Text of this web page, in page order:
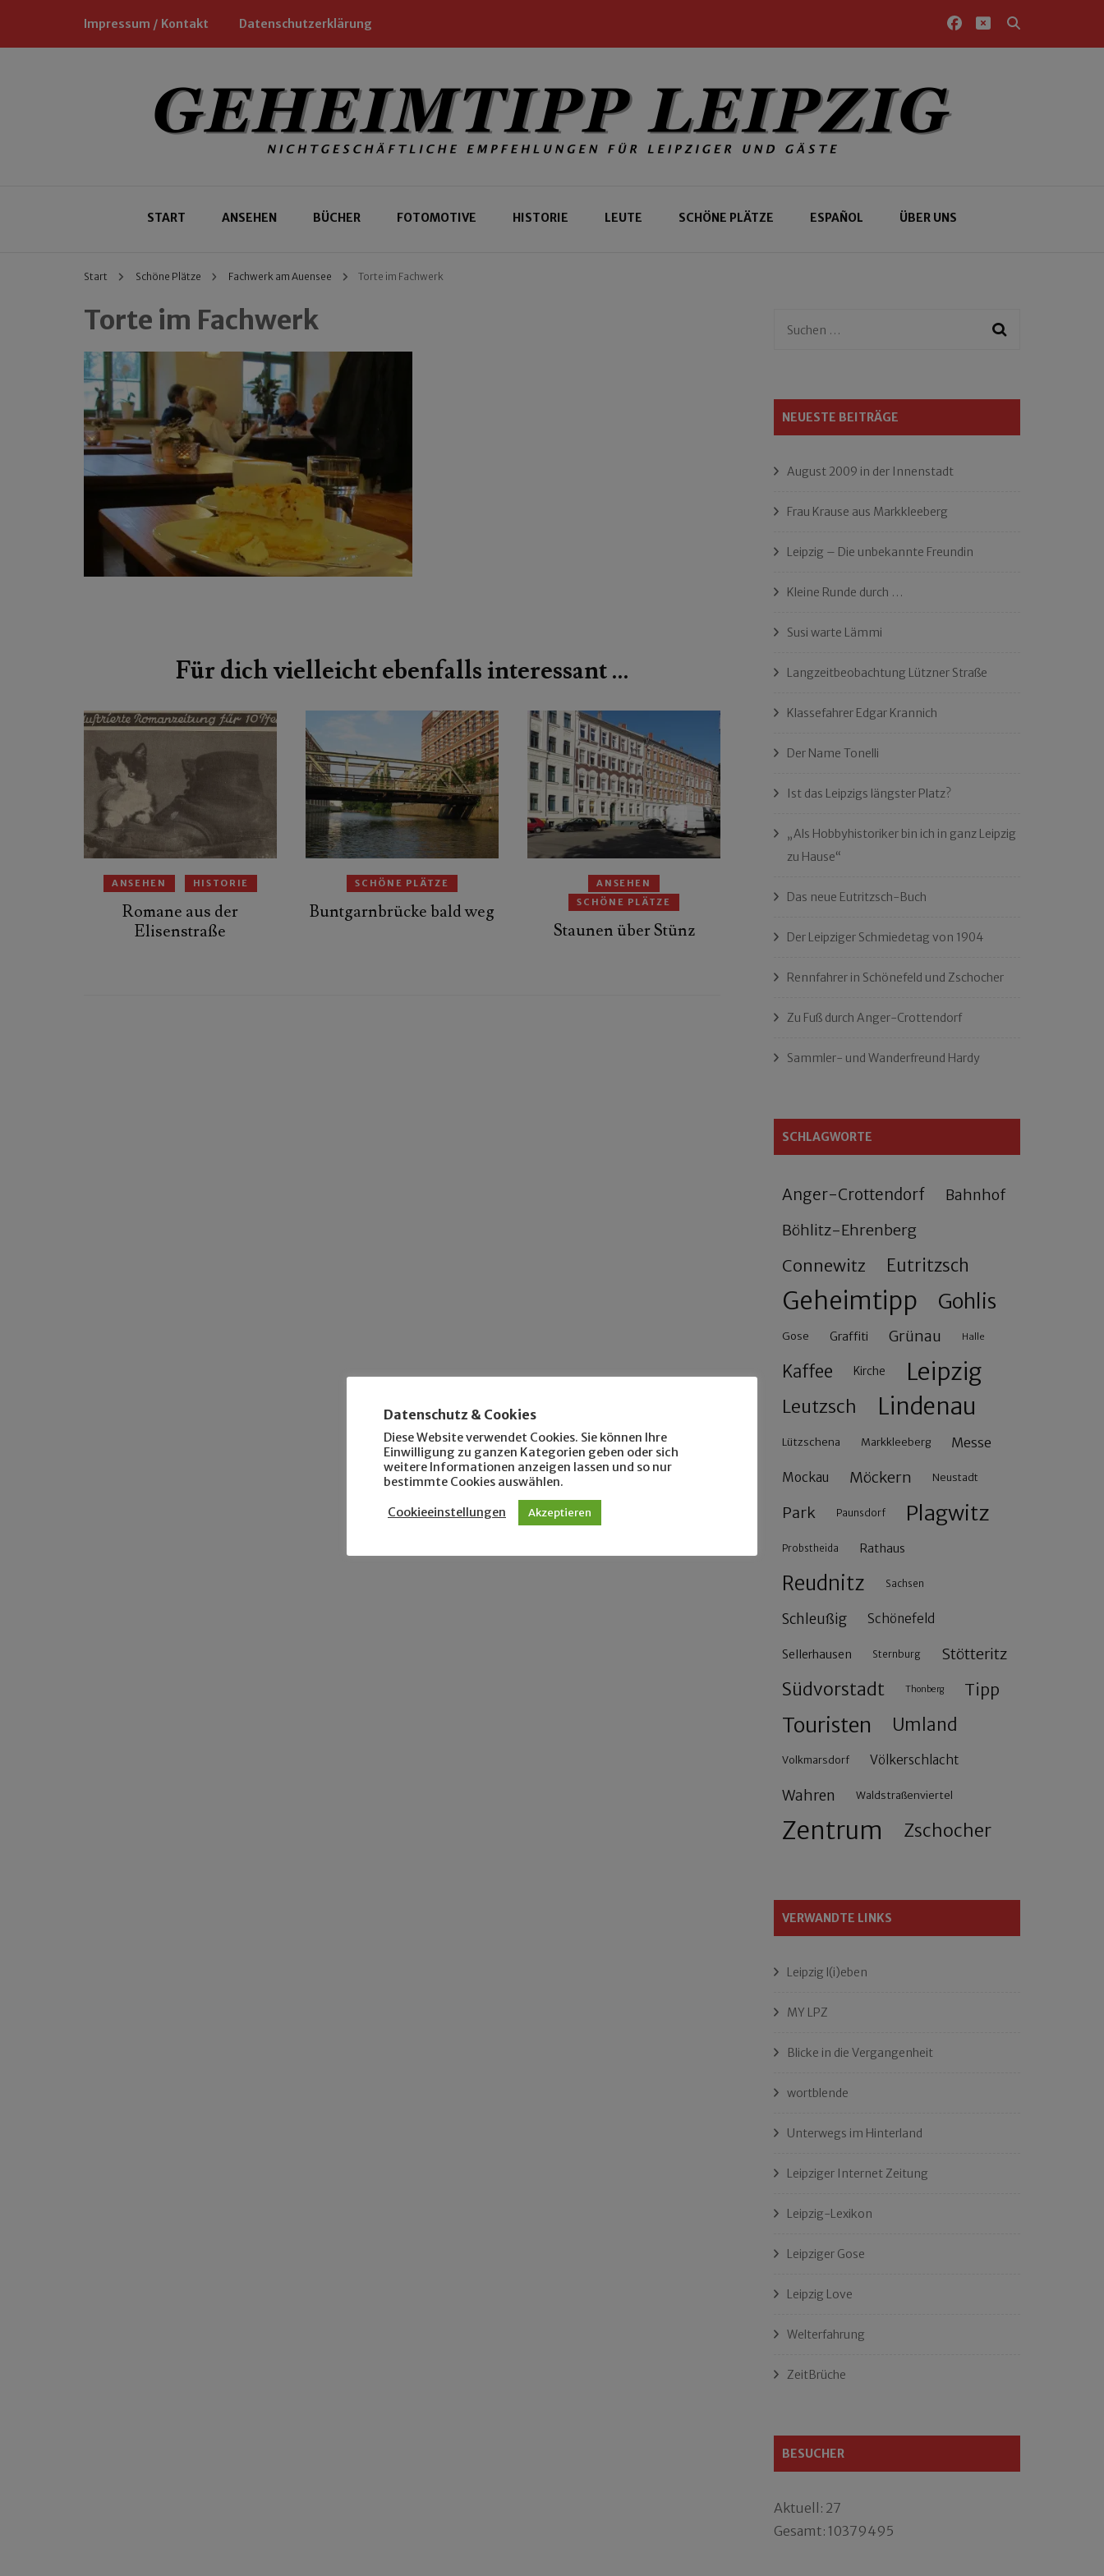
Impressum / Kontakt Datenschutzerklärung
Geheimtipp Leipzig
START ANSEHEN BÜCHER FOTOMOTIVE HISTORIE LEUTE SCHÖNE PLÄTZE ESPAÑOL ÜBER UNS
Start Schöne Plätze Fachwerk am Auensee Torte im Fachwerk
Torte im Fachwerk
Für dich vielleicht ebenfalls interessant …
ANSEHEN HISTORIE
Romane aus der
Elisenstraße
SCHÖNE PLÄTZE
Buntgarnbrücke bald weg
ANSEHEN
SCHÖNE PLÄTZE
Staunen über Stünz
Suchen
NEUESTE BEITRÄGE
August 2009 in der Innenstadt
Frau Krause aus Markkleeberg
Leipzig – Die unbekannte Freundin
Kleine Runde durch …
Susi warte Lämmi
Langzeitbeobachtung Lützner Straße
Klassefahrer Edgar Krannich
Der Name Tonelli
Ist das Leipzigs längster Platz?
„Als Hobbyhistoriker bin ich in ganz Leipzig
zu Hause“
Das neue Eutritzsch-Buch
Der Leipziger Schmiedetag von 1904
Rennfahrer in Schönefeld und Zschocher
Zu Fuß durch Anger-Crottendorf
Sammler- und Wanderfreund Hardy
SCHLAGWORTE
Anger-Crottendorf Bahnhof
Böhlitz-Ehrenberg
Connewitz Eutritzsch
Geheimtipp Gohlis
Gose Graffiti Grünau Halle
Kaffee Kirche Leipzig
Leutzsch Lindenau
Lützschena Markkleeberg Messe
Mockau Möckern Neustadt
Park Paunsdorf Plagwitz
Probstheida Rathaus
Reudnitz Sachsen
Schleußig Schönefeld
Sellerhausen Sternburg Stötteritz
Südvorstadt Thonberg Tipp
Touristen Umland
Volkmarsdorf Völkerschlacht
Wahren Waldstraßenviertel
Zentrum Zschocher
VERWANDTE LINKS
Leipzig l(i)eben
MY LPZ
Blicke in die Vergangenheit
wortblende
Unterwegs im Hinterland
Leipziger Internet Zeitung
Leipzig-Lexikon
Leipziger Gose
Leipzig Love
Welterfahrung
ZeitBrüche
BESUCHER
Aktuell: 27
Gesamt: 10379495
Datenschutz & Cookies
Diese Website verwendet Cookies. Sie können Ihre
Einwilligung zu ganzen Kategorien geben oder sich
weitere Informationen anzeigen lassen und so nur
bestimmte Cookies auswählen.
Cookieeinstellungen Akzeptieren